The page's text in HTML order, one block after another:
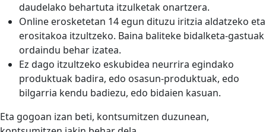
daudelako behartuta itzulketak onartzera.
Online erosketetan 14 egun dituzu iritzia aldatzeko eta
erositakoa itzultzeko. Baina baliteke bidalketa-gastuak
ordaindu behar izatea.
Ez dago itzultzeko eskubidea neurrira egindako
produktuak badira, edo osasun-produktuak, edo
bilgarria kendu badiezu, edo bidaien kasuan.
Eta gogoan izan beti, kontsumitzen duzunean,